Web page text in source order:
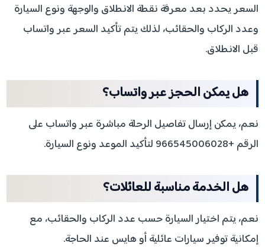
السعر يحدد بعد معرفة نقطة الانطلاق والوجهة ونوع السيارة
وعدد الركاب والحقائب، لذلك يتم تأكيد السعر عبر واتساب
قبل الانطلاق.
هل يمكن الحجز عبر واتساب؟
نعم، يمكن إرسال تفاصيل الرحلة مباشرة عبر واتساب على
الرقم +966545006028 لتأكيد الموعد ونوع السيارة.
هل الخدمة مناسبة للعائلات؟
نعم، يتم اختيار السيارة حسب عدد الركاب والحقائب، مع
إمكانية توفير سيارات عائلية أو هايس عند الحاجة.